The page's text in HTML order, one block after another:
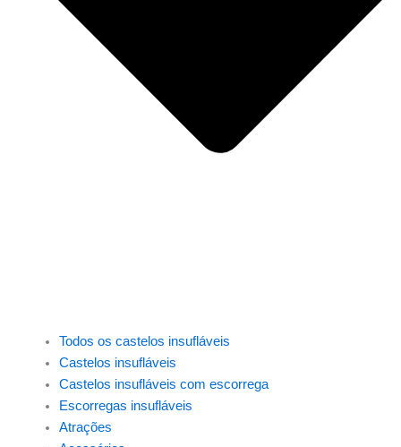
Todos os castelos insufláveis
Castelos insufláveis
Castelos insufláveis com escorrega
Escorregas insufláveis
Atrações